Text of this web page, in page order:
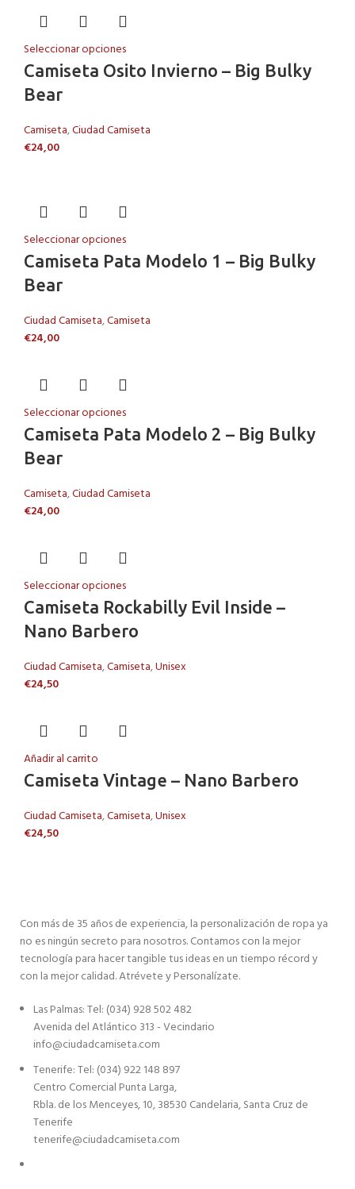
Seleccionar opciones
Camiseta Osito Invierno – Big Bulky
Bear
Camiseta,Ciudad Camiseta
€24,00
Seleccionar opciones
Camiseta Pata Modelo 1 – Big Bulky
Bear
Ciudad Camiseta,Camiseta
€24,00
Seleccionar opciones
Camiseta Pata Modelo 2 – Big Bulky
Bear
Camiseta,Ciudad Camiseta
€24,00
Seleccionar opciones
Camiseta Rockabilly Evil Inside –
Nano Barbero
Ciudad Camiseta,Camiseta,Unisex
€24,50
Añadir al carrito
Camiseta Vintage – Nano Barbero
Ciudad Camiseta,Camiseta,Unisex
€24,50
Con más de 35 años de experiencia, la personalización de ropa ya
no es ningún secreto para nosotros. Contamos con la mejor
tecnología para hacer tangible tus ideas en un tiempo récord y
con la mejor calidad. Atrévete y Personalízate.
Las Palmas: Tel: (034) 928 502 482
Avenida del Atlántico 313 - Vecindario
info@ciudadcamiseta.com
Tenerife: Tel: (034) 922 148 897
Centro Comercial Punta Larga,
Rbla. de los Menceyes, 10, 38530 Candelaria, Santa Cruz de
Tenerife
tenerife@ciudadcamiseta.com